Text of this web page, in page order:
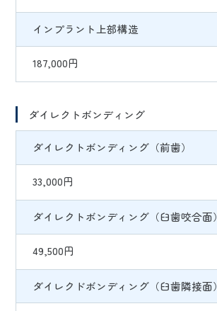
インプラント上部構造
187,000円
ダイレクトボンディング
ダイレクトボンディング（前歯）
33,000円
ダイレクトボンディング（臼歯咬合面）
49,500円
ダイレクドボンディング（臼歯隣接面）